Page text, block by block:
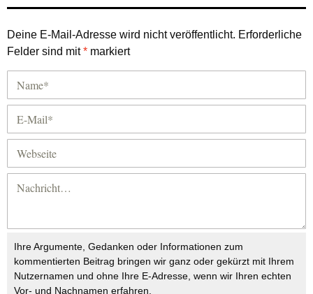
Deine E-Mail-Adresse wird nicht veröffentlicht. Erforderliche
Felder sind mit* markiert
Ihre Argumente, Gedanken oder Informationen zum
kommentierten Beitrag bringen wir ganz oder gekürzt mit Ihrem
Nutzernamen und ohne Ihre E-Adresse, wenn wir Ihren echten
Vor- und Nachnamen erfahren.